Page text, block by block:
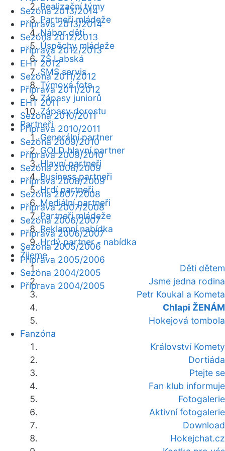
Realizační týmy
Partneři mládeže
Nábor dětí
Úspěchy mládeže
ZŠ Labská
SMS servis
Týmová fota
Zápasy juniorů
Zápasy dorostu
Partneři
Generální partner
GOLD hlavní partner
Hlavní partneři
Business partneři
Hrdí partneři
Mediální partneři
Partneři mládeže
Reklamní nabídka
Hrdý partner - nabídka
Žijeme
Děti dětem
Jsme jedna rodina
Petr Koukal a Kometa
Chlapi ŽENÁM
Hokejová tombola
Fanzóna
Království Komety
Dortiáda
Ptejte se
Fan klub informuje
Fotogalerie
Aktivní fotogalerie
Download
Hokejchat.cz
Sezóna 2013/2014
Příprava 2013/2014
Sezóna 2012/2013
Příprava 2012/2013
EHT 2012
Sezóna 2011/2012
Příprava 2011/2012
EHT 2011
Sezóna 2010/2011
Příprava 2010/2011
Sezóna 2009/2010
Příprava 2009/2010
Sezóna 2008/2009
Příprava 2008/2009
Sezóna 2007/2008
Příprava 2007/2008
Sezóna 2006/2007
Příprava 2006/2007
Sezóna 2005/2006
Příprava 2005/2006
Sezóna 2004/2005
Příprava 2004/2005